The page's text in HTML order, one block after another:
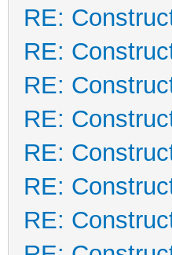
RE:
RE:
RE:
RE:
RE:
RE:
RE: